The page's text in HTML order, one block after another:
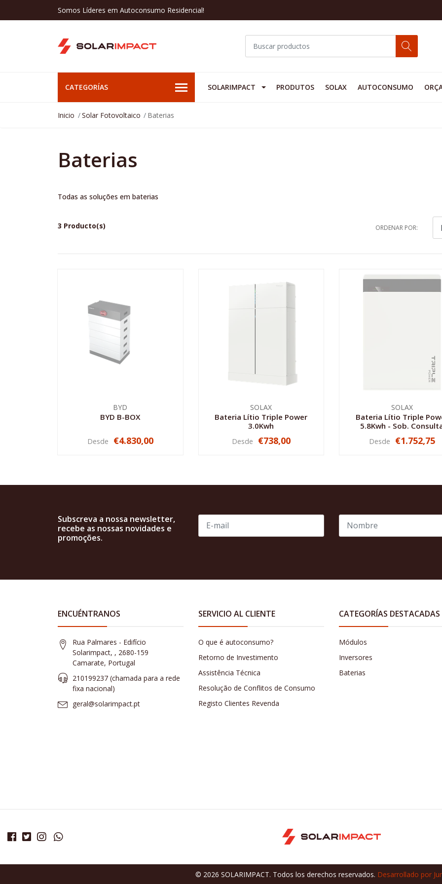
Somos Líderes em Autoconsumo Residencial!
CATEGORÍAS SOLARIMPACT PRODUTOS SOLAX AUTOCONSUMO
Inicio Solar Fotovoltaico Baterias
Baterias
Todas as soluções em baterias
3 Producto(s) ORDENAR POR:
BYD
BYD B-BOX
NO DISPONIBLE
Desde €4.830,00
SOLAX
Bateria Lítio Triple Power
3.0Kwh
NO DISPONIBLE
Desde €738,00
SOLAX
Bateria Lítio Triple
5.8Kwh - Sob.
AGOTADO
Desde €1.752,75
Subscreva a nossa newsletter,
recebe as nossas novidades e
promoções.
ENCUÉNTRANOS
Rua Palmares - Edifício
Solarimpact, , 2680-159
Camarate, Portugal
210199237 (​chamada para a rede
fixa nacional)
geral@solarimpact.pt
SERVICIO AL CLIENTE
O que é autoconsumo?
Retorno de Investimento
Assistência Técnica
Resolução de Conflitos de Consumo
Registo Clientes Revenda
CATEGORÍAS DESTACADAS
Módulos
Inversores
Baterias
© 2026 SOLARIMPACT. Todos los derechos reservados. Desarrollado por